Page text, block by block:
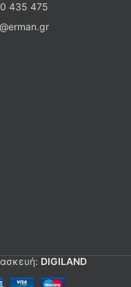
435 475
DIGILAND